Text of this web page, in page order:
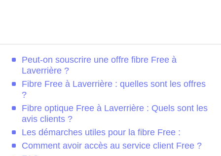
Peut-on souscrire une offre fibre Free à
Laverrière ?
Fibre Free à Laverrière : quelles sont les offres
?
Fibre optique Free à Laverrière : Quels sont les
avis clients ?
Les démarches utiles pour la fibre Free :
Comment avoir accès au service client Free ?